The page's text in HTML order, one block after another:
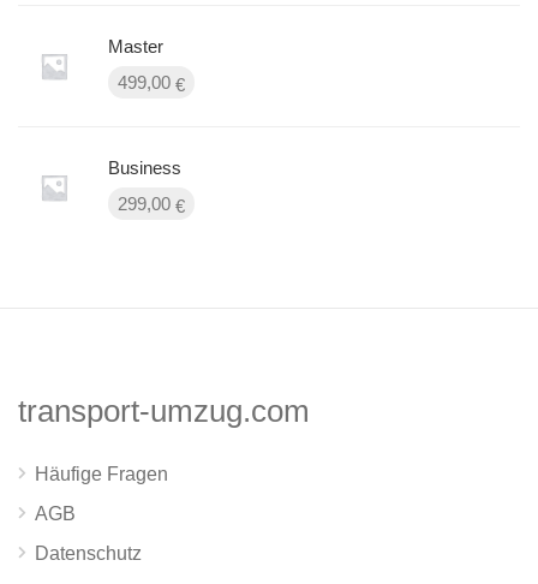
Master
499,00 €
Business
299,00 €
transport-umzug.com
Häufige Fragen
AGB
Datenschutz